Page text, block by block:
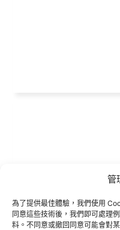
管
為了提供最佳體驗，我們使用
同意這些技術後，我們即可處理
料。不同意或撤回同意可能會對